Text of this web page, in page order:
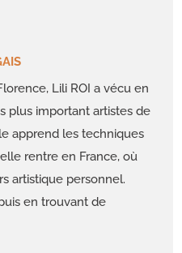
Lili ROI a vécu en
plus important artistes de
apprend les techniques
rentre en France, où
artistique personnel.
en trouvant de